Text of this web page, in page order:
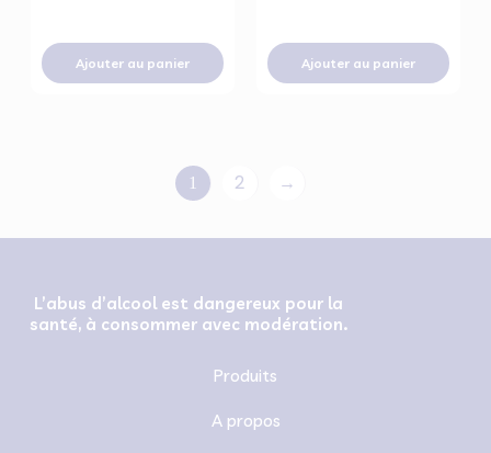
Ajouter au panier Ajouter au panier
1 2 →
L’abus d’alcool est dangereux pour la
santé, à consommer avec modération.
Produits
A propos